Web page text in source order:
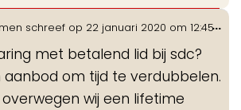
schreef op 22 januari 2020 om 12:45
met betalend lid bij sdc?
aanbod om tijd te verdubbelen.
wij een lifetime
...